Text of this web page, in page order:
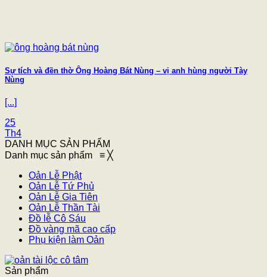
Sự tích và đền thờ Ông Hoàng Bát Nùng – vị anh hùng người Tày
Nùng
[...]
25
Th4
DANH MỤC SẢN PHẨM
Danh mục sản phẩm ≡ ╳
Oản Lễ Phật
Oản Lễ Tứ Phủ
Oản Lễ Gia Tiên
Oản Lễ Thần Tài
Đồ lễ Cô Sáu
Đồ vàng mã cao cấp
Phụ kiện làm Oản
Sản phẩm